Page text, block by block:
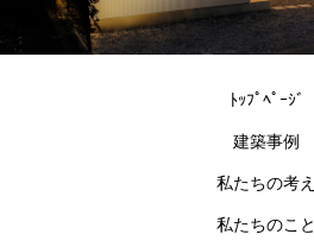
ﾄｯﾌﾟﾍﾟｰｼﾞ
建築事例
私たちの考え
私たちのこと